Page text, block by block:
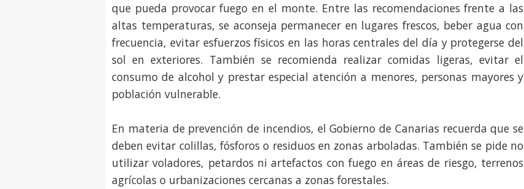
que pueda provocar fuego en el monte. Entre las recomendaciones frente a las
altas temperaturas, se aconseja permanecer en lugares frescos, beber agua con
frecuencia, evitar esfuerzos físicos en las horas centrales del día y protegerse del
sol en exteriores. También se recomienda realizar comidas ligeras, evitar el
consumo de alcohol y prestar especial atención a menores, personas mayores y
población vulnerable.
En materia de prevención de incendios, el Gobierno de Canarias recuerda que se
deben evitar colillas, fósforos o residuos en zonas arboladas. También se pide no
utilizar voladores, petardos ni artefactos con fuego en áreas de riesgo, terrenos
agrícolas o urbanizaciones cercanas a zonas forestales.